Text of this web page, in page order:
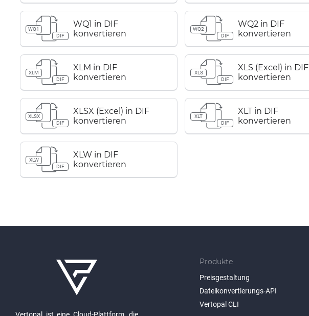
WQ1
DIF
WQ1 in DIF
konvertieren
WQ2
DIF
WQ2 in DIF
konvertieren
XLM
DIF
XLM in DIF
konvertieren
XLS
DIF
XLS (Excel) in DIF
konvertieren
XLSX
DIF
XLSX (Excel) in DIF
konvertieren
XLT
DIF
XLT in DIF
konvertieren
XLW
DIF
XLW in DIF
konvertieren
Produkte
Preisgestaltung
Dateikonvertierungs-API
Vertopal CLI